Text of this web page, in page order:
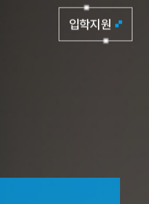
입학지원